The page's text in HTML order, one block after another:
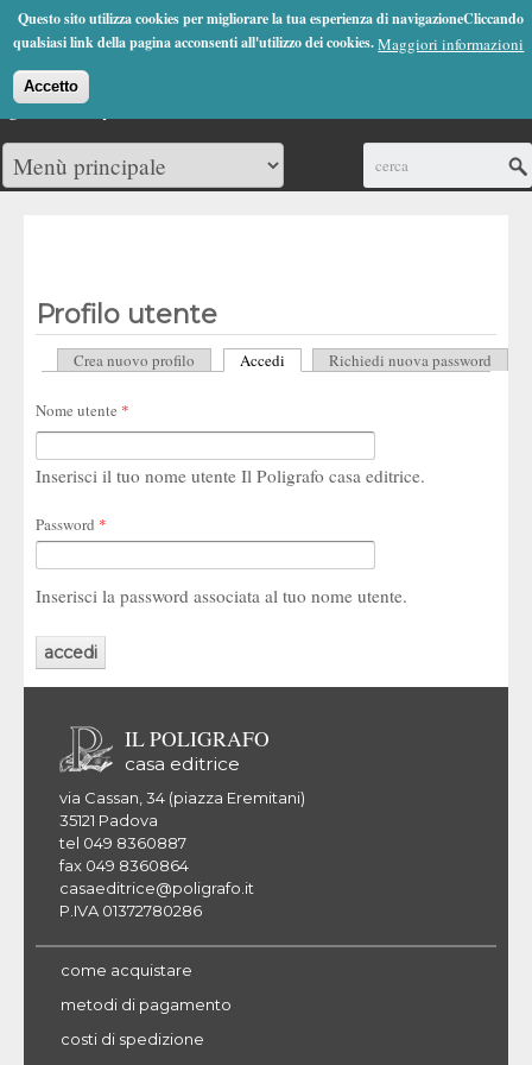
Questo sito utilizza cookies per migliorare la tua esperienza di navigazioneCliccando
qualsiasi link della pagina acconsenti all'utilizzo dei cookies.Maggiori informazioni
Accetto
Jump to Navigation
(0)
Profilo utente
Schede primarie
Crea nuovo profilo Accedi (scheda attiva)
Richiedi nuova password
Nome utente *
Inserisci il tuo nome utente Il Poligrafo casa editrice.
Password *
Inserisci la password associata al tuo nome utente.
IL POLIGRAFO
casa editrice
via Cassan, 34 (piazza Eremitani)
35121 Padova
tel 049 8360887
fax 049 8360864
casaeditrice@poligrafo.it
P.IVA 01372780286
come acquistare
metodi di pagamento
costi di spedizione